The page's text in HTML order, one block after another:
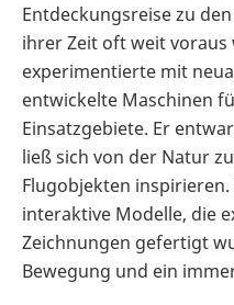
Entdeckungsreise zu
ihrer Zeit oft weit voraus
experimentierte mit
entwickelte Maschinen
Einsatzgebiete. Er
ließ sich von der Natur
Flugobjekten
interaktive Modelle, die
Zeichnungen gefertigt
Bewegung und ein